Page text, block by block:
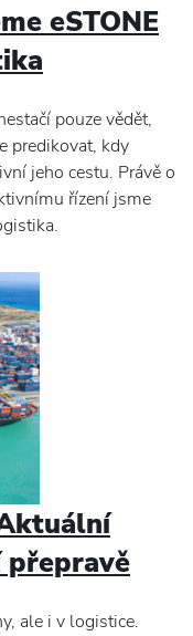
eSTONE
pouze vědět,
predikovat, kdy
jeho cestu. Právě o
řízení jsme
přepravě
ale i v logistice.